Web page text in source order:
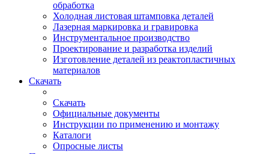
обработка
Холодная листовая штамповка деталей
Лазерная маркировка и гравировка
Инструментальное производство
Проектирование и разработка изделий
Изготовление деталей из реактопластичных
материалов
Скачать
Скачать
Официальные документы
Инструкции по применению и монтажу
Каталоги
Опросные листы